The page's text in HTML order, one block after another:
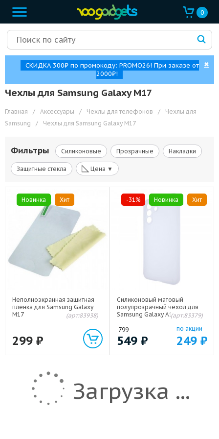
0
СКИДКА 300₽ по промокоду: PROMO26! При заказе от
2000₽!
✖
Чехлы для Samsung Galaxy M17
Главная / Аксессуары / Чехлы для телефонов /
Чехлы для
Samsung
/ Чехлы для Samsung Galaxy M17
Фильтры Силиконовые Прозрачные Накладки
Защитные стекла ◺ Цена ▼
Новинка Хит
Неполноэкранная защитная
пленка для Samsung Galaxy
M17
(арт:83938)
299 ₽
-31% Новинка Хит
Силиконовый матовый
полупрозрачный чехол для
Samsung Galaxy A17, A18, A26,
(арт:83379)
799
549 ₽
по акции
249 ₽
Загрузка ...